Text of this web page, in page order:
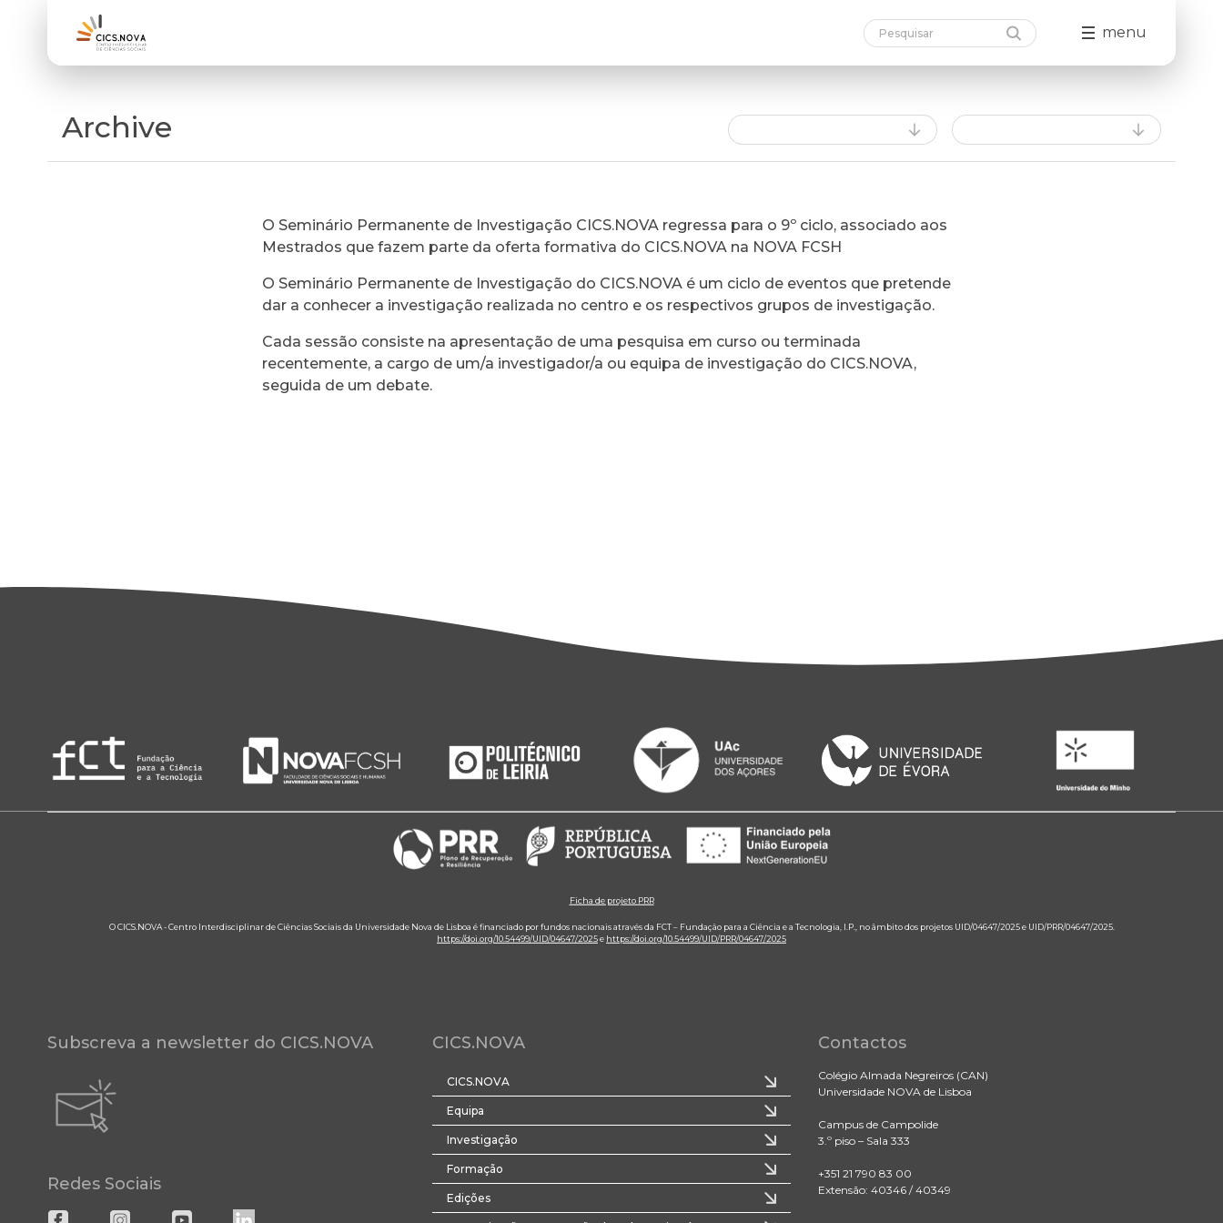
menu
Archive
O Seminário Permanente de Investigação CICS.NOVA regressa para o 9º ciclo, associado aos
Mestrados que fazem parte da oferta formativa do CICS.NOVA na NOVA FCSH
O Seminário Permanente de Investigação do CICS.NOVA é um ciclo de eventos que pretende
dar a conhecer a investigação realizada no centro e os respectivos grupos de investigação.
Cada sessão consiste na apresentação de uma pesquisa em curso ou terminada
recentemente, a cargo de um/a investigador/a ou equipa de investigação do CICS.NOVA,
seguida de um debate.
Ficha de projeto PRR
O CICS.NOVA - Centro Interdisciplinar de Ciências Sociais da Universidade Nova de Lisboa é financiado por fundos nacionais através da FCT – Fundação para a Ciência e a Tecnologia, I.P., no âmbito dos projetos UID/04647/2025 e UID/PRR/04647/2025.
https://doi.org/10.54499/UID/04647/2025e https://doi.org/10.54499/UID/PRR/04647/2025
Subscreva a newsletter do CICS.NOVA
Redes Sociais
CICS.NOVA
CICS.NOVA
Equipa
Investigação
Formação
Edições
Contactos
Colégio Almada Negreiros (CAN)
Universidade NOVA de Lisboa
Campus de Campolide
3.º piso – Sala 333
+351 21 790 83 00
Extensão: 40346 / 40349